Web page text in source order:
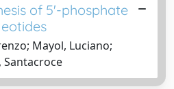
of 5'-phosphate
Mayol, Luciano;
Santacroce